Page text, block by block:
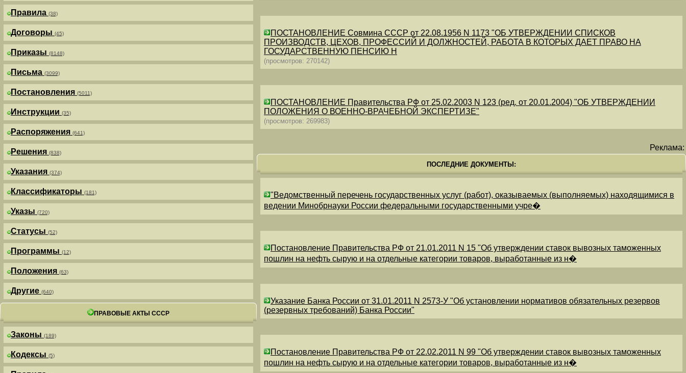
Правила (38)
Договоры (45)
Приказы (8148)
Письма (3099)
Постановления (5011)
Инструкции (35)
Распоряжения (641)
Решения (838)
Указания (374)
Классификаторы (181)
Указы (720)
Статусы (52)
Программы (12)
Положения (63)
Другие (640)
ПРАВОВЫЕ АКТЫ СССР
Законы (189)
Кодексы (5)
ПОСТАНОВЛЕНИЕ Совмина СССР от 22.08.1956 N 1173 "ОБ УТВЕРЖДЕНИИ СПИСКОВ
ПРОИЗВОДСТВ, ЦЕХОВ, ПРОФЕССИЙ И ДОЛЖНОСТЕЙ, РАБОТА В КОТОРЫХ ДАЕТ ПРАВО НА
ГОСУДАРСТВЕННУЮ ПЕНСИЮ Н
(просмотров: 270142)
ПОСТАНОВЛЕНИЕ Правительства РФ от 25.02.2003 N 123 (ред. от 20.01.2004) "ОБ УТВЕРЖДЕНИИ
ПОЛОЖЕНИЯ О ВОЕННО-ВРАЧЕБНОЙ ЭКСПЕРТИЗЕ"
(просмотров: 269983)
Реклама:
ПОСЛЕДНИЕ ДОКУМЕНТЫ:
"Ведомственный перечень государственных услуг (работ), оказываемых (выполняемых) находящимися в
ведении Минобрнауки России федеральными государственными учре�
Постановление Правительства РФ от 21.01.2011 N 15 "Об утверждении ставок вывозных таможенных
пошлин на нефть сырую и на отдельные категории товаров, выработанные из н�
Указание Банка России от 31.01.2011 N 2573-У "Об установлении нормативов обязательных резервов
(резервных требований) Банка России"
Постановление Правительства РФ от 22.02.2011 N 99 "Об утверждении ставок вывозных таможенных
пошлин на нефть сырую и на отдельные категории товаров, выработанные из н�